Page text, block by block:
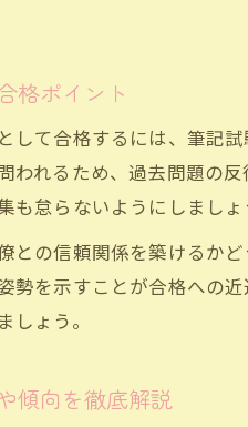
格ポイント
して合格するには、筆記
われるため、過去問題の
怠らないようにしましょ
との信頼関係を築けるか
勢を示すことが合格への
ょう。
傾向を徹底解説